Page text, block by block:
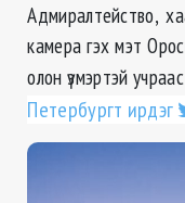
Адмиралтейство,
камера гэх мэт
олон үзмэртэй учраас
Петербургт ирдэг